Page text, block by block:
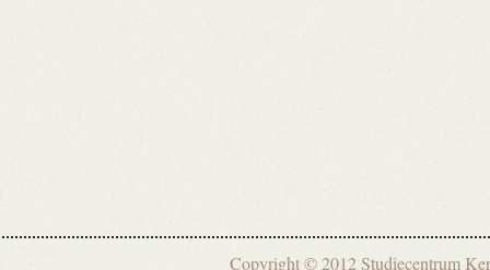
Copyright © 2012 Studiecentrum